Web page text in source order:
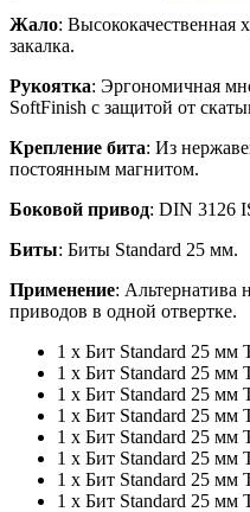
Жало: Высококачественная
закалка.
Рукоятка: Эргономичная
SoftFinish с защитой от
Крепление бита: Из
постоянным магнитом.
Боковой привод: DIN 3126
Биты: Биты Standard 25 мм.
Применение: Альтернатива
приводов в одной отвертке.
1 x Бит Standard 25
1 x Бит Standard 25
1 x Бит Standard 25
1 x Бит Standard 25
1 x Бит Standard 25
1 x Бит Standard 25
1 x Бит Standard 25
1 x Бит Standard 25